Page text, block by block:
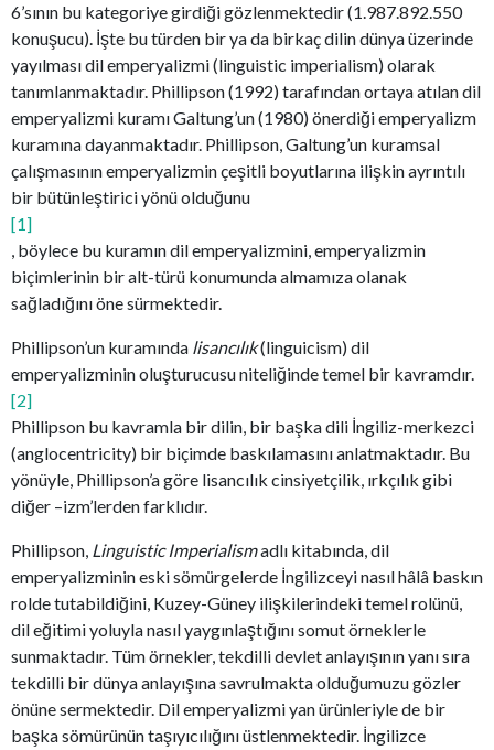
6’sının bu kategoriye girdiği gözlenmektedir (1.987.892.550
konuşucu). İşte bu türden bir ya da birkaç dilin dünya üzerinde
yayılması dil emperyalizmi (linguistic imperialism) olarak
tanımlanmaktadır. Phillipson (1992) tarafından ortaya atılan dil
emperyalizmi kuramı Galtung’un (1980) önerdiği emperyalizm
kuramına dayanmaktadır. Phillipson, Galtung’un kuramsal
çalışmasının emperyalizmin çeşitli boyutlarına ilişkin ayrıntılı
bir bütünleştirici yönü olduğunu
[1]
, böylece bu kuramın dil emperyalizmini, emperyalizmin
biçimlerinin bir alt-türü konumunda almamıza olanak
sağladığını öne sürmektedir.
Phillipson’un kuramında lisancılık(linguicism) dil
emperyalizminin oluşturucusu niteliğinde temel bir kavramdır.
[2]
Phillipson bu kavramla bir dilin, bir başka dili İngiliz-merkezci
(anglocentricity) bir biçimde baskılamasını anlatmaktadır. Bu
yönüyle, Phillipson’a göre lisancılık cinsiyetçilik, ırkçılık gibi
diğer –izm’lerden farklıdır.
Phillipson, Linguistic Imperialismadlı kitabında, dil
emperyalizminin eski sömürgelerde İngilizceyi nasıl hâlâ baskın
rolde tutabildiğini, Kuzey-Güney ilişkilerindeki temel rolünü,
dil eğitimi yoluyla nasıl yaygınlaştığını somut örneklerle
sunmaktadır. Tüm örnekler, tekdilli devlet anlayışının yanı sıra
tekdilli bir dünya anlayışına savrulmakta olduğumuzu gözler
önüne sermektedir. Dil emperyalizmi yan ürünleriyle de bir
başka sömürünün taşıyıcılığını üstlenmektedir. İngilizce